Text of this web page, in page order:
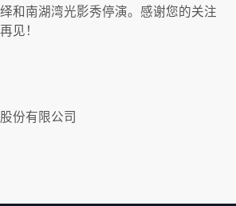
和南湖湾光影秀停演。感谢您的关注
见！
份有限公司